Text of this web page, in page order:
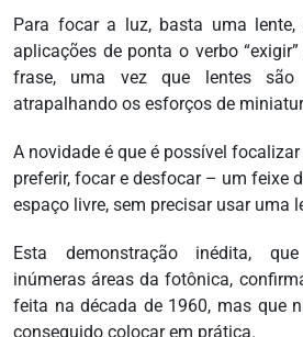
Para focar a luz, basta uma lente,
aplicações de ponta o verbo
frase, uma vez que lentes são
atrapalhando os esforços de
A novidade é que é possível
preferir, focar e desfocar – um feixe
espaço livre, sem precisar usar uma
Esta demonstração inédita,
inúmeras áreas da fotônica,
feita na década de 1960, mas que
conseguido colocar em prática.